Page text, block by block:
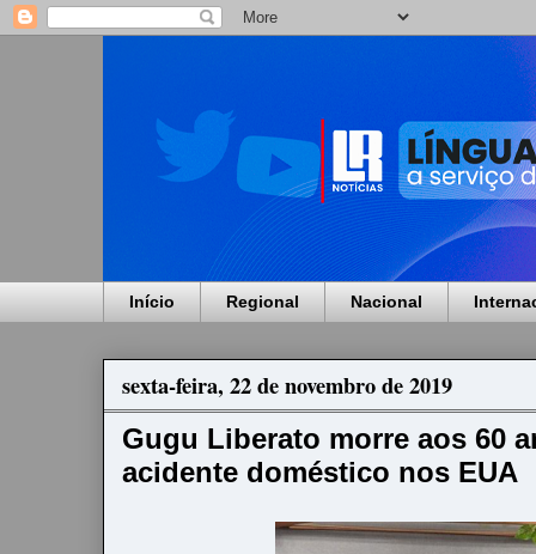
Início Regional Nacional
sexta-feira, 22 de novembro de 2019
Gugu Liberato morre aos 60
acidente doméstico nos EUA